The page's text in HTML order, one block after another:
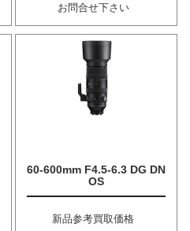
お問合せ下さい
60-600mm F4.5-6.3 DG DN
OS
新品参考買取価格